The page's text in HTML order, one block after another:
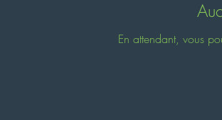
En attendant, vous